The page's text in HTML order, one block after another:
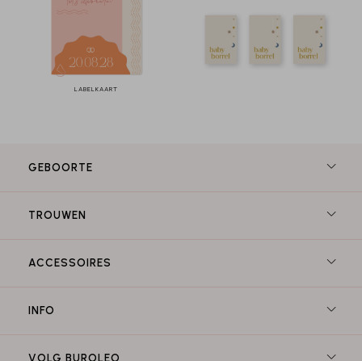
LABELKAART
GEBOORTE
TROUWEN
ACCESSOIRES
INFO
VOLG BUROLEO